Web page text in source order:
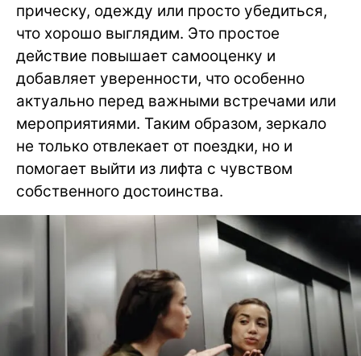
прическу, одежду или просто убедиться,
что хорошо выглядим. Это простое
действие повышает самооценку и
добавляет уверенности, что особенно
актуально перед важными встречами или
мероприятиями. Таким образом, зеркало
не только отвлекает от поездки, но и
помогает выйти из лифта с чувством
собственного достоинства.